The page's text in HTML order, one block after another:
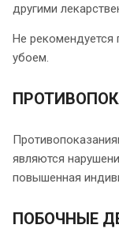
другими
Не рекомендуется
убоем.
являются
повышенная
ПОБОЧНЫЕ